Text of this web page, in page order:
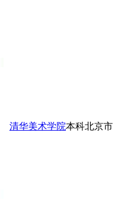
清华美术学院本科北京市